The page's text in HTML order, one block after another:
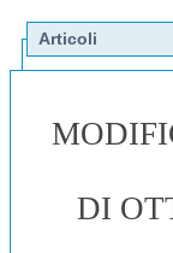
Articoli
DI